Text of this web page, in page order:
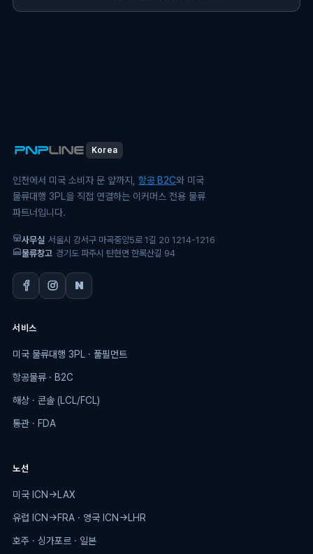
Korea
인천에서 미국 소비자 문 앞까지, 항공 B2C와 미국
물류대행 3PL을 직접 연결하는 이커머스 전용 물류
파트너입니다.
사무실 서울시 강서구 마곡중앙5로 1길 20 1214-1216
물류창고 경기도 파주시 탄현면 한록산길 94
서비스
미국 물류대행 3PL · 풀필먼트
항공물류 · B2C
해상 · 콘솔 (LCL/FCL)
통관 · FDA
노선
미국 ICN→LAX
유럽 ICN→FRA · 영국 ICN→LHR
호주 · 싱가포르 · 일본